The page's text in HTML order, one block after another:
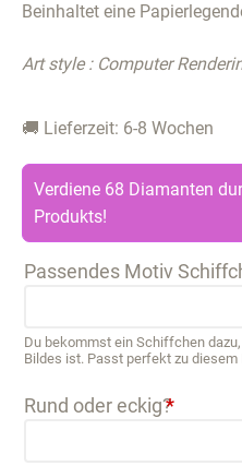
Beinhaltet eine
Art style : Computer
🚚 Lieferzeit: 6-8 Wochen
Verdiene 68 Diamanten
Produkts!
Passendes Motiv
Du bekommst ein Schiffchen
Bildes ist. Passt perfekt zu diesem
Rund oder eckig?*